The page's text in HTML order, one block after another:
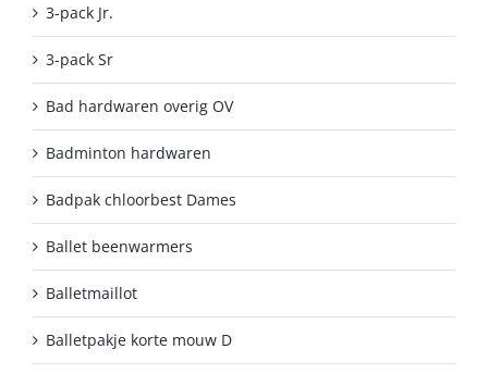
3-pack Jr.
3-pack Sr
Bad hardwaren overig OV
Badminton hardwaren
Badpak chloorbest Dames
Ballet beenwarmers
Balletmaillot
Balletpakje korte mouw D